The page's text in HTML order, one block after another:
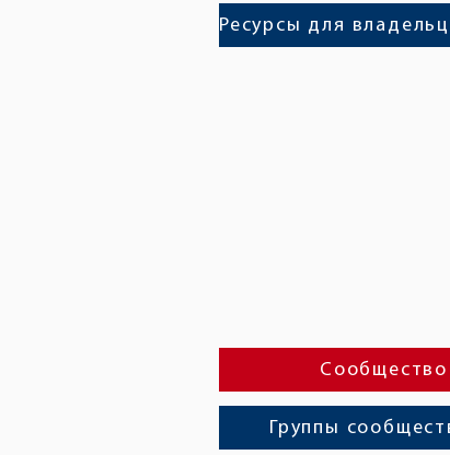
Сообщество
Группы